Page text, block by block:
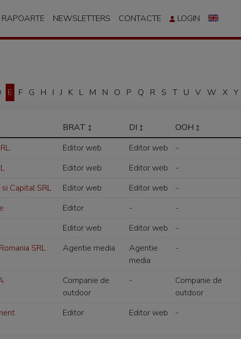
NEWSLETTERS CONTACTE LOGIN
E F G H I J K L M N O P Q R S T U V W X Y
BRAT DI OOH
Editor web Editor web -
Editor web Editor web -
Capital SRL Editor web Editor web -
Editor - -
Editor web Editor web -
SRL Agentie media
Agentie
media
-
Companie de
outdoor
-
Companie de
outdoor
Editor Editor web -